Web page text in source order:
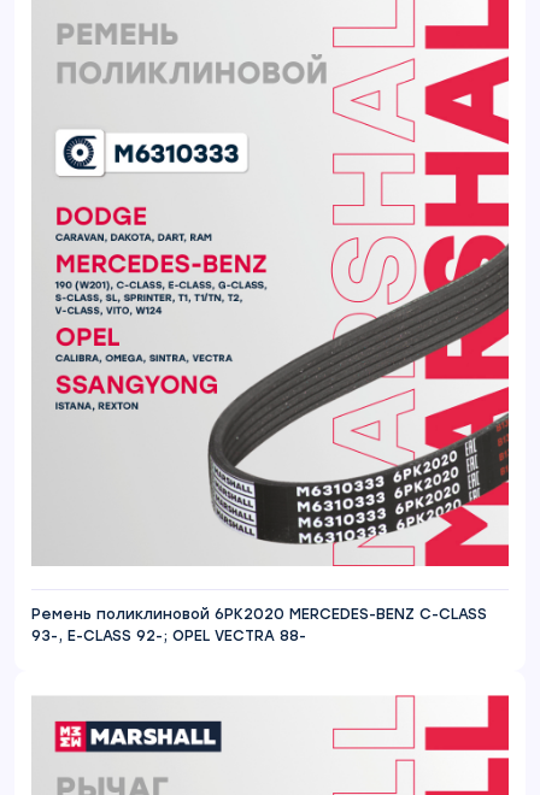
Ремень поликлиновой 6PK2020 MERCEDES-BENZ C-CLASS
93-, E-CLASS 92-; OPEL VECTRA 88-